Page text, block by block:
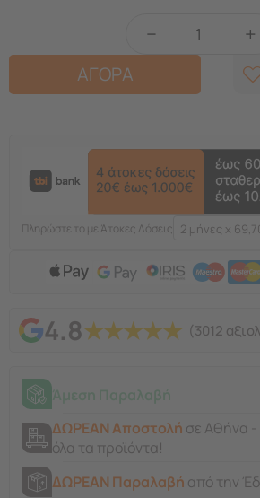
+
−
ΑΓΟΡΑ
Πληρώστε το με Άτοκες Δόσεις
4.8★★★★★ (3012
ΔΩΡΕΑΝ Αποστολή σε Αθήνα -
όλα τα προϊόντα!
ΔΩΡΕΑΝ Παραλαβή από την